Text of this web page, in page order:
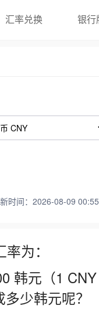
汇率兑换 银行
时间：2026-08-09
为：
韩元（1
少韩元呢？